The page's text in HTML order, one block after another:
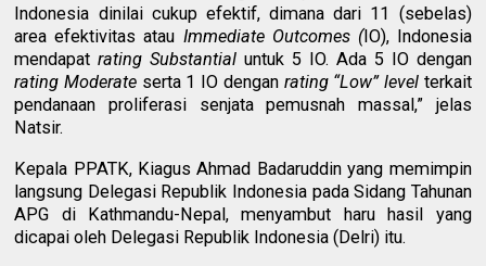
Indonesia dinilai cukup efektif, dimana dari 11 (sebelas)
area efektivitas atau Immediate Outcomes (IO), Indonesia
mendapatrating Substantial untuk 5 IO. Ada 5 IO dengan
rating Moderate serta 1 IO dengan rating “Low” levelterkait
pendanaan proliferasi senjata pemusnah massal,” jelas
Natsir.
Kepala PPATK, Kiagus Ahmad Badaruddin yang memimpin
langsung Delegasi Republik Indonesia pada Sidang Tahunan
APG di Kathmandu-Nepal, menyambut haru hasil yang
dicapai oleh Delegasi Republik Indonesia (Delri) itu.